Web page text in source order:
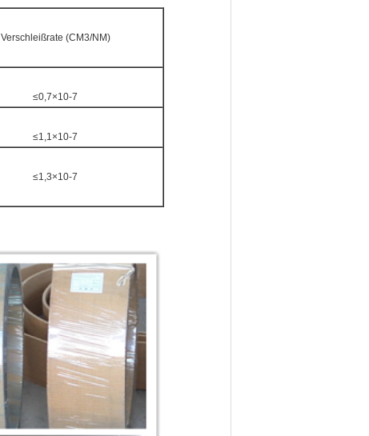
Verschleißrate (CM3/NM)
≤0,7×10-7
≤1,1×10-7
≤1,3×10-7